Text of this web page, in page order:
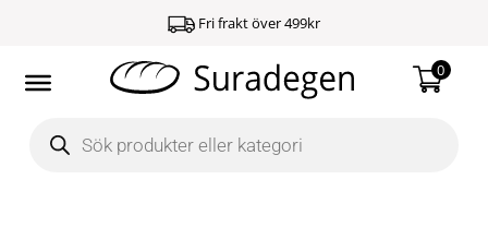
innehåll
Fri frakt över 499kr
0
search